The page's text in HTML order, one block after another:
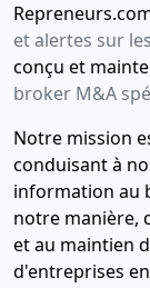
et alertes sur
conçu et
broker M&A
Notre mission
conduisant à
information au
notre manière,
et au maintien
d'entreprises